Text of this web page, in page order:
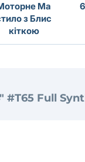
Ма
з Блис
кіткою
6
#T65 Full